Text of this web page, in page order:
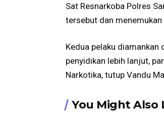
Sat Resnarkoba Polres
tersebut dan
Kedua pelaku
penyidikan lebih lanjut,
Narkotika, tutup Vandu
You Might Also